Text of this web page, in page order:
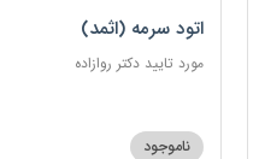
اتود سرمه (اثمد)
مورد تایید دکتر روازاده
ناموجود